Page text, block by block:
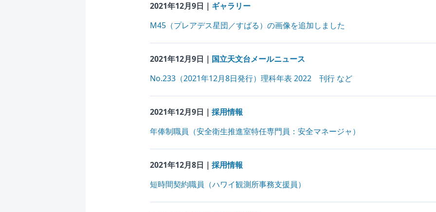
2021年12月9日｜ ギャラリー
M45（プレアデス星団／すばる）の画像を追加しました
2021年12月9日｜ 国立天文台メールニュース
No.233（2021年12月8日発行）理科年表 2022 刊行 など
2021年12月9日｜ 採用情報
年俸制職員（安全衛生推進室特任専門員：安全マネージャ）
2021年12月8日｜ 採用情報
短時間契約職員（ハワイ観測所事務支援員）